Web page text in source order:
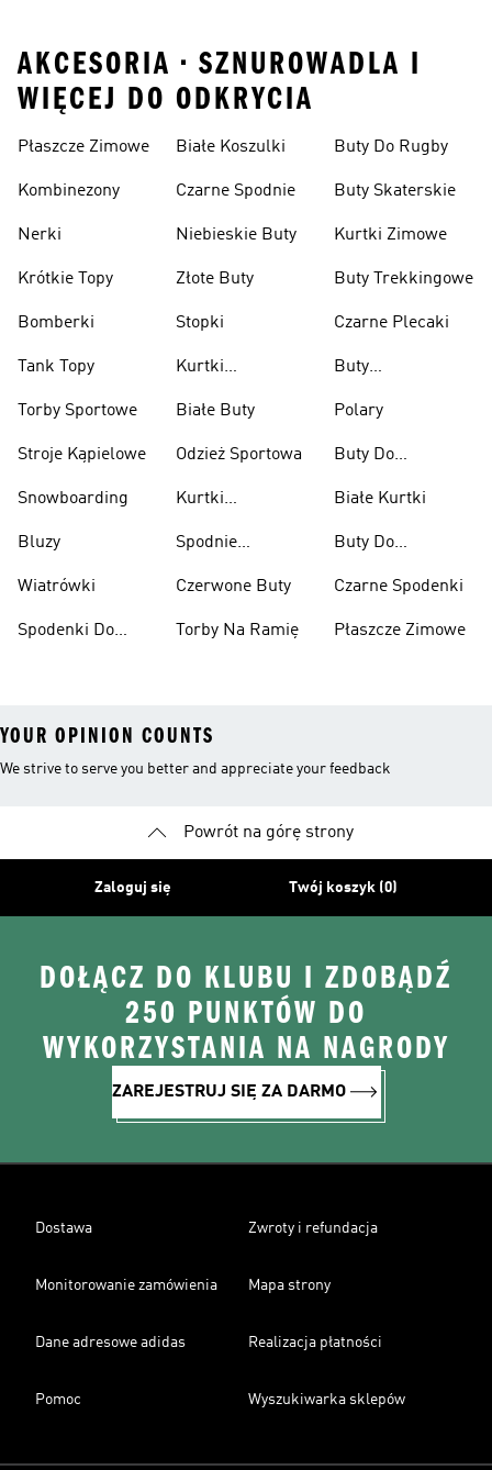
AKCESORIA • SZNUROWADLA I
WIĘCEJ DO ODKRYCIA
Płaszcze Zimowe
Kombinezony
Nerki
Krótkie Topy
Bomberki
Tank Topy
Torby Sportowe
Stroje Kąpielowe
Snowboarding
Bluzy
Wiatrówki
Spodenki Do
Białe Koszulki
Czarne Spodnie
Niebieskie Buty
Złote Buty
Stopki
Kurtki
Białe Buty
Odzież Sportowa
Kurtki
Spodnie
Czerwone Buty
Torby Na Ramię
Buty Do Rugby
Buty Skaterskie
Kurtki Zimowe
Buty Trekkingowe
Czarne Plecaki
Buty
Polary
Buty Do
Ciężarów
Białe Kurtki
Buty Do
Czarne Spodenki
Płaszcze Zimowe
YOUR OPINION COUNTS
We strive to serve you better and appreciate your feedback
Powrót na górę strony
Zaloguj się Twój koszyk (0)
DOŁĄCZ DO KLUBU I ZDOBĄDŹ
250 PUNKTÓW DO
WYKORZYSTANIA NA NAGRODY
ZAREJESTRUJ SIĘ ZA DARMO
Dostawa Zwroty i refundacja
Monitorowanie zamówienia Mapa strony
Dane adresowe adidas Realizacja płatności
Pomoc Wyszukiwarka sklepów